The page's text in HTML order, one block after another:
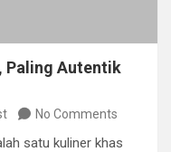
Paling Autentik
No Comments
satu kuliner khas